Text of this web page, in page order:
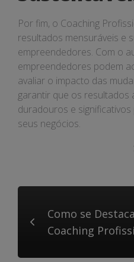
Por fim, o Coaching
resultados mensuráveis e
empreendedores. Com o
empreendedores podem
avaliar o impacto das
garantir que os resultados
duradouros e
seus negócios.
Como se
Coaching